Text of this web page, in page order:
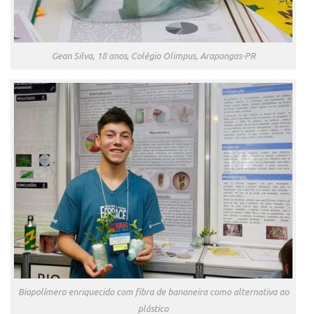
Gean Silva, 18 anos, Colégio Olimpus, Arapongas-PR
Biopolímero enriquecido com fibra de bananeira como alternativa ao
plástico